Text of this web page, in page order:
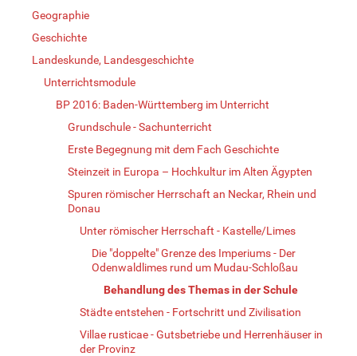
Geographie
Geschichte
Landeskunde, Landesgeschichte
Unterrichtsmodule
BP 2016: Baden-Württemberg im Unterricht
Grundschule - Sachunterricht
Erste Begegnung mit dem Fach Geschichte
Steinzeit in Europa – Hochkultur im Alten Ägypten
Spuren römischer Herrschaft an Neckar, Rhein und
Donau
Unter römischer Herrschaft - Kastelle/Limes
Die "doppelte" Grenze des Imperiums - Der
Odenwaldlimes rund um Mudau-Schloßau
Behandlung des Themas in der Schule
Städte entstehen - Fortschritt und Zivilisation
Villae rusticae - Gutsbetriebe und Herrenhäuser in
der Provinz